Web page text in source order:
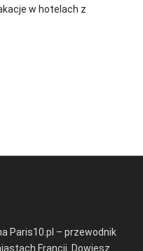
w hotelach z
Paris10.pl – przewodnik
Francji. Dowiesz